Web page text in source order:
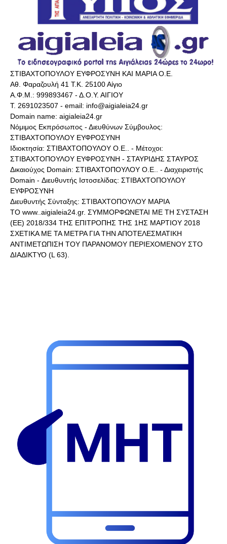
ΣΤΙΒΑΧΤΟΠΟΥΛΟΥ ΕΥΦΡΟΣΥΝΗ ΚΑΙ ΜΑΡΙΑ Ο.Ε.
Αθ. Φαραζουλή 41 Τ.Κ. 25100 Αίγιο
Α.Φ.Μ.: 999893467 - Δ.Ο.Υ. ΑΙΓΙΟΥ
Τ. 2691023507 - email: info@aigialeia24.gr
Domain name: aigialeia24.gr
Νόμιμος Εκπρόσωπος - Διευθύνων Σύμβουλος:
ΣΤΙΒΑΧΤΟΠΟΥΛΟΥ ΕΥΦΡΟΣΥΝΗ
Ιδιοκτησία: ΣΤΙΒΑΧΤΟΠΟΥΛΟΥ Ο.Ε.. - Μέτοχοι:
ΣΤΙΒΑΧΤΟΠΟΥΛΟΥ ΕΥΦΡΟΣΥΝΗ - ΣΤΑΥΡΙΔΗΣ ΣΤΑΥΡΟΣ
Δικαιούχος Domain: ΣΤΙΒΑΧΤΟΠΟΥΛΟΥ Ο.Ε.. - Διαχειριστής
Domain - Διευθυντής Ιστοσελίδας: ΣΤΙΒΑΧΤΟΠΟΥΛΟΥ
ΕΥΦΡΟΣΥΝΗ
Διευθυντής Σύνταξης: ΣΤΙΒΑΧΤΟΠΟΥΛΟΥ ΜΑΡΙΑ
ΤΟ www..aigialeia24.gr. ΣΥΜΜΟΡΦΩΝΕΤΑΙ ΜΕ ΤΗ ΣΥΣΤΑΣΗ
(ΕΕ) 2018/334 ΤΗΣ ΕΠΙΤΡΟΠΗΣ ΤΗΣ 1ΗΣ ΜΑΡΤΙΟΥ 2018
ΣΧΕΤΙΚΑ ΜΕ ΤΑ ΜΕΤΡΑ ΓΙΑ ΤΗΝ ΑΠΟΤΕΛΕΣΜΑΤΙΚΗ
ΑΝΤΙΜΕΤΩΠΙΣΗ ΤΟΥ ΠΑΡΑΝΟΜΟΥ ΠΕΡΙΕΧΟΜΕΝΟΥ ΣΤΟ
ΔΙΑΔΙΚΤΥΟ (L 63).